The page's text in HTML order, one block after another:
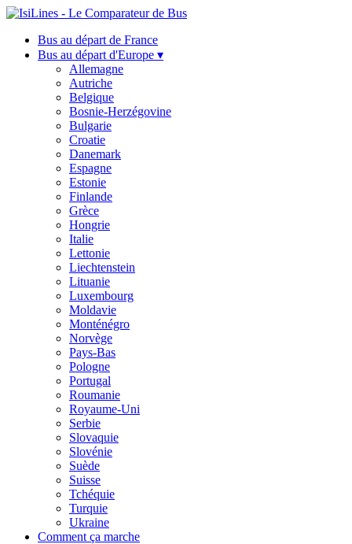
Bus au départ de France
Bus au départ d'Europe ▾
Allemagne
Autriche
Belgique
Bosnie-Herzégovine
Bulgarie
Croatie
Danemark
Espagne
Estonie
Finlande
Grèce
Hongrie
Italie
Lettonie
Liechtenstein
Lituanie
Luxembourg
Moldavie
Monténégro
Norvège
Pays-Bas
Pologne
Portugal
Roumanie
Royaume-Uni
Serbie
Slovaquie
Slovénie
Suède
Suisse
Tchéquie
Turquie
Ukraine
Comment ça marche